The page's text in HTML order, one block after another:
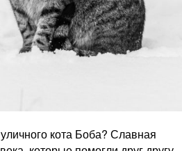
кота Боба? Славная